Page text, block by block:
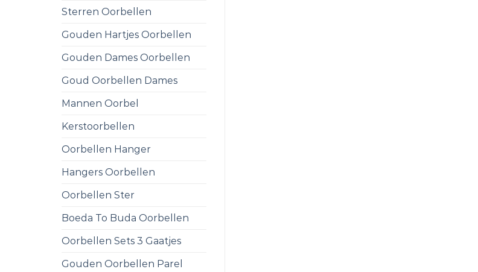
Sterren Oorbellen
Gouden Hartjes Oorbellen
Gouden Dames Oorbellen
Goud Oorbellen Dames
Mannen Oorbel
Kerstoorbellen
Oorbellen Hanger
Hangers Oorbellen
Oorbellen Ster
Boeda To Buda Oorbellen
Oorbellen Sets 3 Gaatjes
Gouden Oorbellen Parel